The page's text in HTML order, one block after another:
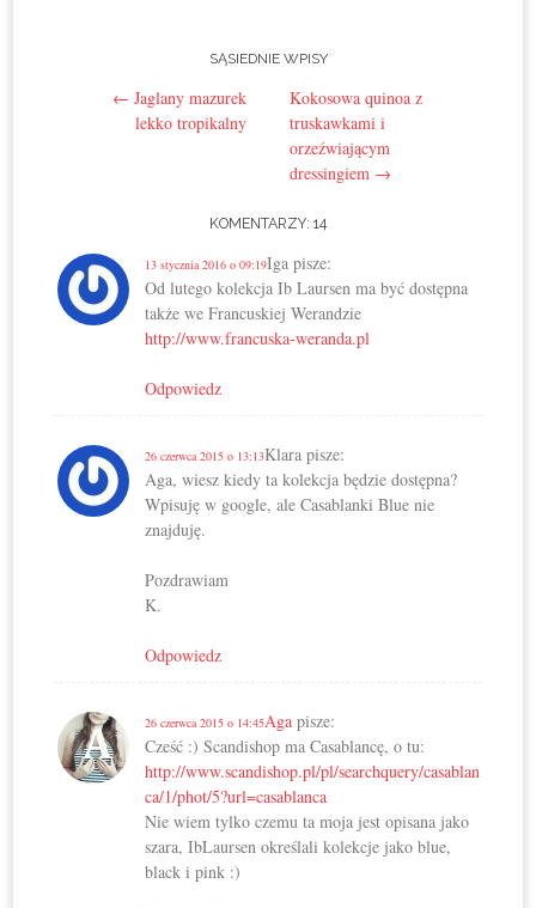
Post navigation
SĄSIEDNIE WPISY
← Jaglany mazurek
lekko tropikalny
Kokosowa quinoa z
truskawkami i
orzeźwiającym
dressingiem →
KOMENTARZY: 14
Iga pisze:
13 stycznia 2016 o 09:19
Od lutego kolekcja Ib Laursen ma być dostępna
także we Francuskiej Werandzie
http://www.francuska-weranda.pl
Odpowiedz
Klara pisze:
26 czerwca 2015 o 13:13
Aga, wiesz kiedy ta kolekcja będzie dostępna?
Wpisuję w google, ale Casablanki Blue nie
znajduję.
Pozdrawiam
K.
Odpowiedz
Aga pisze:
26 czerwca 2015 o 14:45
Cześć :) Scandishop ma Casablancę, o tu:
http://www.scandishop.pl/pl/searchquery/casablan
ca/1/phot/5?url=casablanca
Nie wiem tylko czemu ta moja jest opisana jako
szara, IbLaursen określali kolekcje jako blue,
black i pink :)